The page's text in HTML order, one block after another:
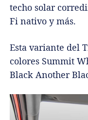
techo solar
Fi nativo y más.
Esta variante del
colores Summit
Black Another